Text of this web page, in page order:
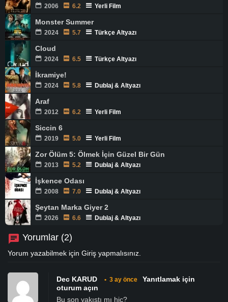
2006 6.2 Yerli Film
Monster Summer
2024 5.7 Türkçe Altyazı
Cloud
2024 6.5 Türkçe Altyazı
İkramiye!
2024 5.8 Dublaj & Altyazı
Araf
2012 6.2 Yerli Film
Siccin 6
2019 5.0 Yerli Film
Zor Ölüm 5: Ölmek İçin Güzel Bir Gün
2013 5.2 Dublaj & Altyazı
İşkence Odası
2008 7.0 Dublaj & Altyazı
Şeytan Marka Giyer 2
2026 6.6 Dublaj & Altyazı
Yorumlar (2)
Yorum yazabilmek için Giriş yapmalısınız.
Dec KARUD • 3 ay önce
Yanıtlamak için
oturum açın
Bu son yakıştı mı hiç?